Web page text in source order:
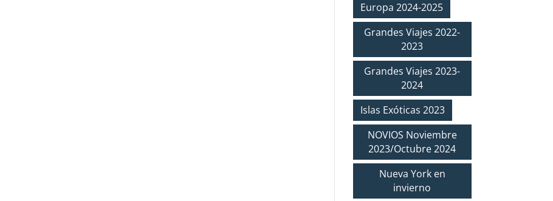
Europa 2024-2025
Grandes Viajes 2022-
2023
Grandes Viajes 2023-
2024
Islas Exóticas 2023
NOVIOS Noviembre
2023/Octubre 2024
Nueva York en
invierno